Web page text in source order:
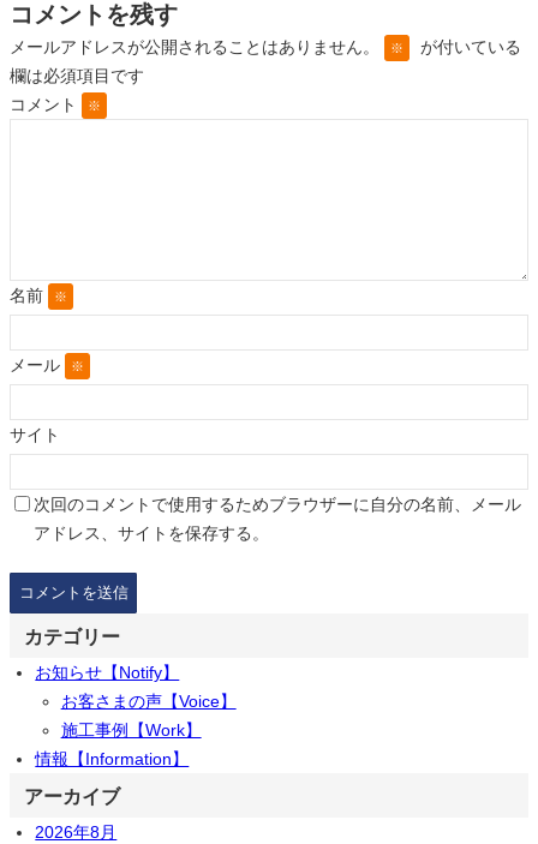
コメントを残す
メールアドレスが公開されることはありません。 ※
が付いている
欄は必須項目です
コメント
※
名前 ※
メール ※
サイト
次回のコメントで使用するためブラウザーに自分の名前、メール
アドレス、サイトを保存する。
カテゴリー
お知らせ【Notify】
お客さまの声【Voice】
施工事例【Work】
情報【Information】
アーカイブ
2026年8月